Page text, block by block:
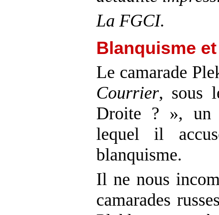
La FGCI.
Blanquisme
Le camarade
Courrier, sous
Droite ? », un
lequel il
blanquisme.
Il ne nous
camarades